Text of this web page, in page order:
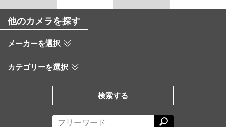
他のカメラを探す
メーカーを選択
カテゴリーを選択
検索する